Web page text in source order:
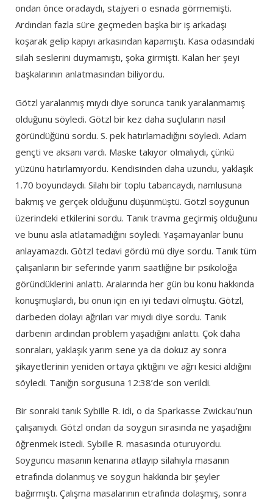
ondan önce oradaydı, stajyeri o esnada görmemişti.
Ardından fazla süre geçmeden başka bir iş arkadaşı
koşarak gelip kapıyı arkasından kapamıştı. Kasa odasındaki
silah seslerini duymamıştı, şoka girmişti. Kalan her şeyi
başkalarının anlatmasından biliyordu.
Götzl yaralanmış mıydı diye sorunca tanık yaralanmamış
olduğunu söyledi. Götzl bir kez daha suçluların nasıl
göründüğünü sordu. S. pek hatırlamadığını söyledi. Adam
gençti ve aksanı vardı. Maske takıyor olmalıydı, çünkü
yüzünü hatırlamıyordu. Kendisinden daha uzundu, yaklaşık
1.70 boyundaydı. Silahı bir toplu tabancaydı, namlusuna
bakmış ve gerçek olduğunu düşünmüştü. Götzl soygunun
üzerindeki etkilerini sordu. Tanık travma geçirmiş olduğunu
ve bunu asla atlatamadığını söyledi. Yaşamayanlar bunu
anlayamazdı. Götzl tedavi gördü mü diye sordu. Tanık tüm
çalışanların bir seferinde yarım saatliğine bir psikoloğa
göründüklerini anlattı. Aralarında her gün bu konu hakkında
konuşmuşlardı, bu onun için en iyi tedavi olmuştu. Götzl,
darbeden dolayı ağrıları var mıydı diye sordu. Tanık
darbenin ardından problem yaşadığını anlattı. Çok daha
sonraları, yaklaşık yarım sene ya da dokuz ay sonra
şikayetlerinin yeniden ortaya çıktığını ve ağrı kesici aldığını
söyledi. Tanığın sorgusuna 12:38’de son verildi.
Bir sonraki tanık Sybille R. idi, o da Sparkasse Zwickau’nun
çalışanıydı. Götzl ondan da soygun sırasında ne yaşadığını
öğrenmek istedi. Sybille R. masasında oturuyordu.
Soyguncu masanın kenarına atlayıp silahıyla masanın
etrafında dolanmuş ve soygun hakkında bir şeyler
bağırmıştı. Çalışma masalarının etrafında dolaşmış, sonra